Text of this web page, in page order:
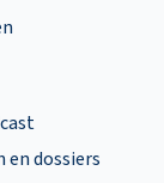
dossiers